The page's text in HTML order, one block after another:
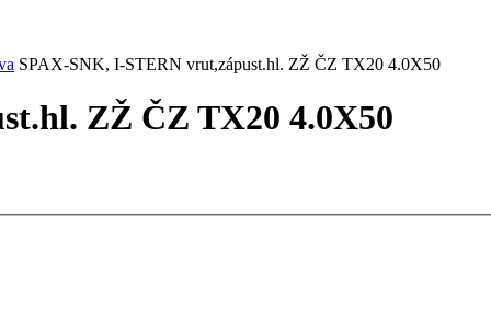
SPAX-SNK, I-STERN vrut,zápust.hl. ZŽ ČZ TX20 4.0X50
ZŽ ČZ TX20 4.0X50